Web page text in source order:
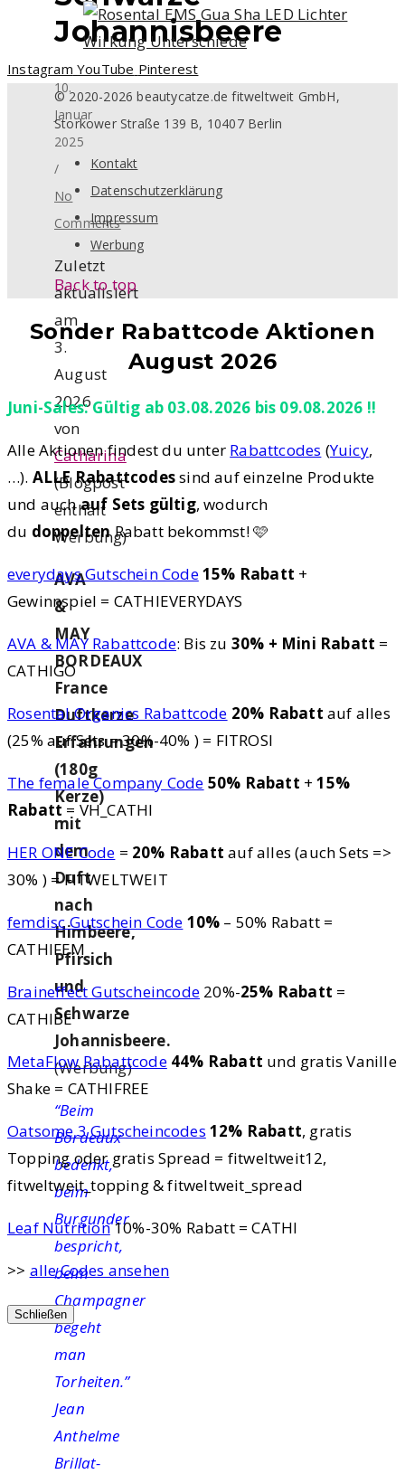
Johannisbeere
10.
Januar
2025
/
No
Comments
Zuletzt
aktualisiert
am
3.
August
2026
von
Catharina
(Blogpost
enthält
Werbung)
AVA
&
MAY
BORDEAUX
France
Duftkerze
Erfahrungen
(180g
Kerze)
mit
dem
Duft
nach
Himbeere,
Pfirsich
und
Schwarze
Johannisbeere.
(Werbung)
“Beim
Bordeaux
bedenkt,
beim
Burgunder
bespricht,
beim
Champagner
begeht
man
Torheiten.”
Jean
Anthelme
Brillat-
Instagram YouTube Pinterest
© 2020-2026 beautycatze.de fitweltweit GmbH,
Storkower Straße 139 B, 10407 Berlin
Kontakt
Datenschutzerklärung
Impressum
Werbung
Back to top
Sonder Rabattcode Aktionen
August 2026
Juni-Sales: Gültig ab 03.08.2026 bis 09.08.2026 !!
Alle Aktionen findest du unter Rabattcodes (Yuicy,
…). ALLE Rabattcodessind auf einzelne Produkte
und auchauf Sets gültig, wodurch
du doppeltenRabatt bekommst! 🩷
everydays Gutschein Code15% Rabatt +
Gewinnspiel = CATHIEVERYDAYS
AVA & MAY Rabattcode: Bis zu 30% + Mini Rabatt =
CATHIGO
Rosental Organics Rabattcode 20% Rabatt auf alles
(25% auf Sets = 30%-40% ) = FITROSI
The female Company Code 50% Rabatt +15%
Rabatt = VH_CATHI
HER ONE Code = 20% Rabatt auf alles (auch Sets =>
30% ) = FITWELTWEIT
femdisc Gutschein Code 10% – 50% Rabatt =
CATHIFEM
Braineffect Gutscheincode 20%-25% Rabatt =
CATHIBE
MetaFlow Rabattcode 44% Rabatt und gratis Vanille
Shake = CATHIFREE
Oatsome 3 Gutscheincodes 12% Rabatt, gratis
Topping oder gratis Spread = fitweltweit12,
fitweltweit_topping & fitweltweit_spread
Leaf Nutrition10%-30% Rabatt = CATHI
>> alle Codes ansehen
Schließen